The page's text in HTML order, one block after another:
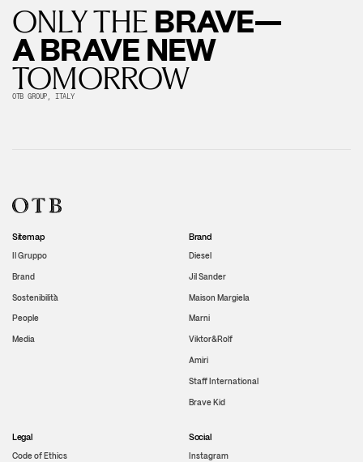
ONLY THE BRAVE—
A BRAVE NEW
TOMORROW
OTB GROUP, ITALY
Sitemap
Il Gruppo
Brand
Sostenibilità
People
Media
Brand
Diesel
Jil Sander
Maison Margiela
Marni
Viktor&Rolf
Amiri
Staff International
Brave Kid
Legal
Code of Ethics
Social
Instagram